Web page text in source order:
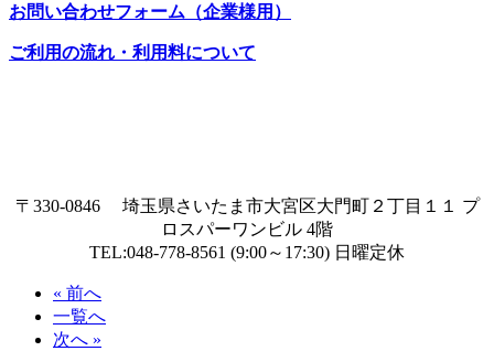
お問い合わせフォーム（企業様用）
ご利用の流れ・利用料について
〒330-0846 埼玉県さいたま市大宮区大門町２丁目１１ プ
ロスパーワンビル 4階
TEL:048-778-8561 (9:00～17:30) 日曜定休
« 前へ
一覧へ
次へ »